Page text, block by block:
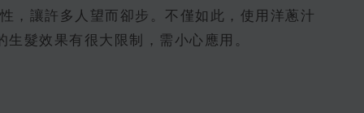
，讓許多人望而卻步。不僅如此，使用洋蔥汁
髮效果有很大限制，需小心應用。